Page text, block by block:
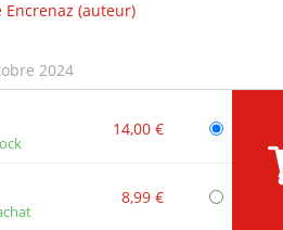
Encrenaz (auteur)
2024
14,00 €
8,99 €